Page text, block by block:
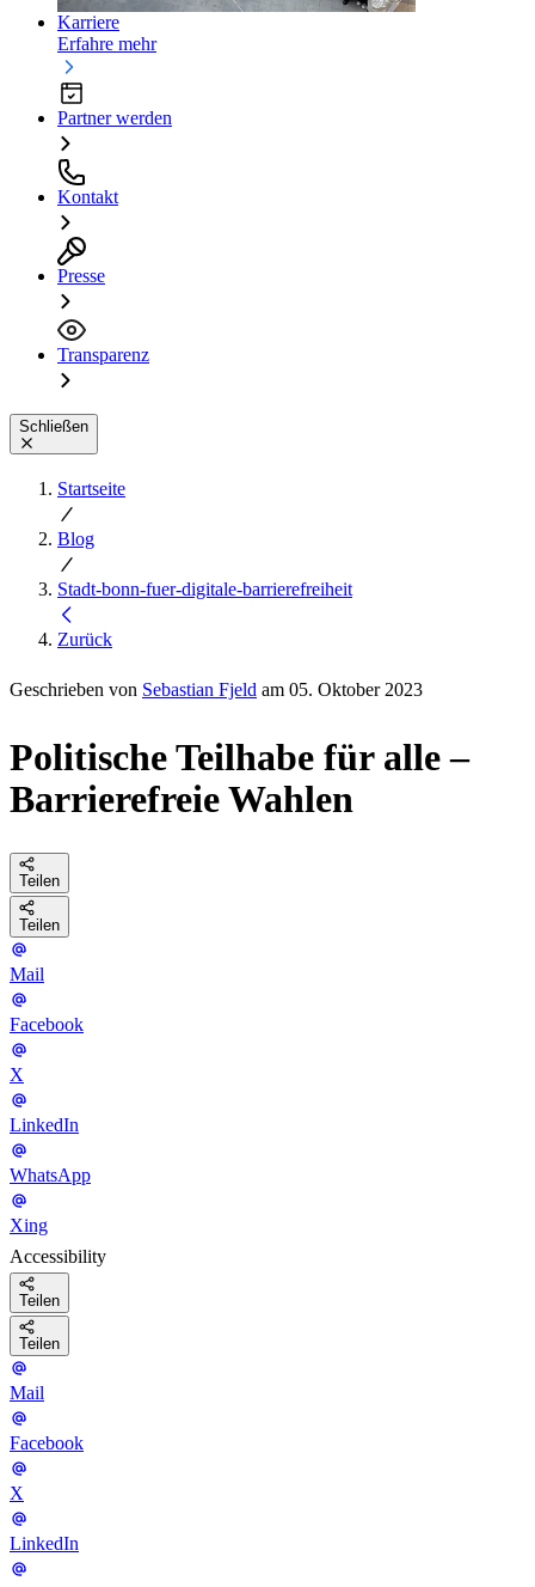
Karriere
Erfahre mehr
Partner werden
Kontakt
Presse
Transparenz
Schließen
Startseite
Blog
Stadt-bonn-fuer-digitale-barrierefreiheit
Zurück
Geschrieben von Sebastian Fjeld am 05. Oktober 2023
Politische Teilhabe für alle –
Barrierefreie Wahlen
Teilen
Teilen
Mail
Facebook
X
LinkedIn
WhatsApp
Xing
Accessibility
Teilen
Teilen
Mail
Facebook
X
LinkedIn